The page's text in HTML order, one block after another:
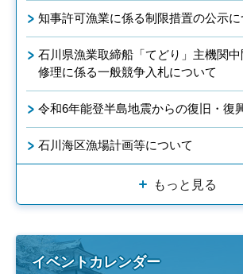
知事許可漁業に係る制限措置の公示に
石川県漁業取締船「てどり」主機関
修理に係る一般競争入札について
令和6年能登半島地震からの復旧・復
石川海区漁場計画等について
もっと見る
イベントカレンダー